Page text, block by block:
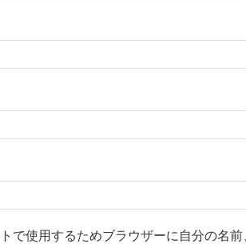
で使用するためブラウザーに自分の名